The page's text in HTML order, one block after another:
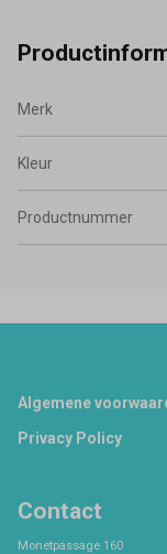
Merk
Kleur
Productnummer
Footer
Algemene
Privacy Policy
Contact
Monetpassage 160